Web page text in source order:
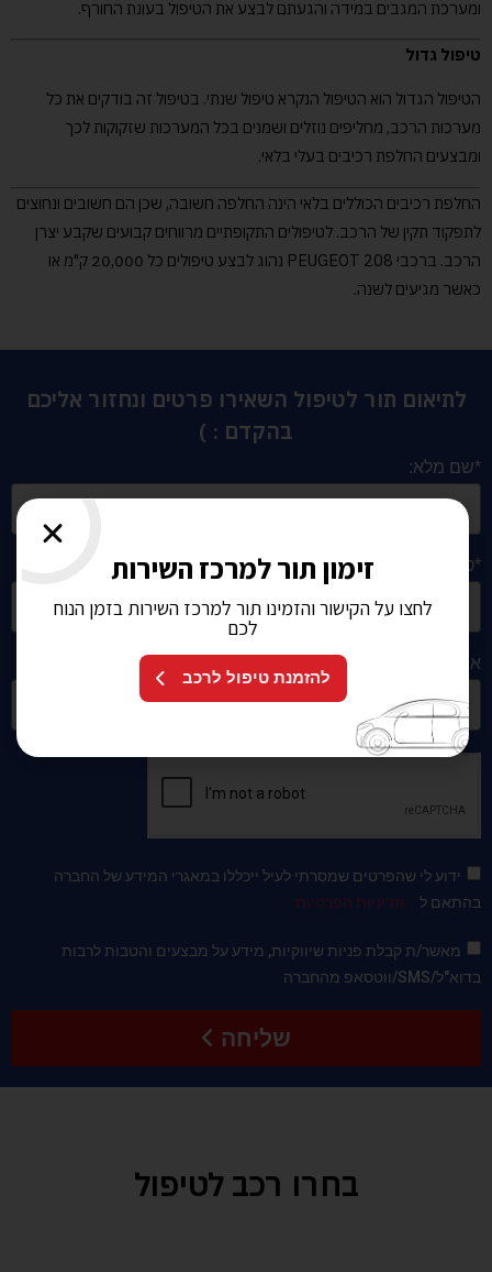
ומערכת המגבים במידה והגעתם לבצע את הטיפול בעונת החורף.
טיפול גדול
הטיפול הגדול הוא הטיפול הנקרא טיפול שנתי. בטיפול זה בודקים את כל
מערכות הרכב, מחליפים נוזלים ושמנים בכל המערכות שזקוקות לכך
ומבצעים החלפת רכיבים בעלי בלאי.
החלפת רכיבים הכוללים בלאי הינה החלפה חשובה, שכן הם חשובים ונחוצים
לתפקוד תקין של הרכב. לטיפולים התקופתיים מרווחים קבועים שקבע יצרן
הרכב. ברכבי PEUGEOT 208 נהוג לבצע טיפולים כל 20,000 ק"מ או
כאשר מגיעים לשנה.
לתיאום תור לטיפול השאירו פרטים ונחזור אליכם
בהקדם : )
*שם מלא:
*טלפון:
אימייל:
ידוע לי שהפרטים שמסרתי לעיל ייכללו במאגרי המידע של החברה
בהתאם ל
מדיניות הפרטיות
מאשר/ת קבלת פניות שיווקיות, מידע על מבצעים והטבות לרבות
בדוא"ל/SMS/ווטסאפ מהחברה
שליחה
בחרו רכב לטיפול
זימון תור למרכז השירות
לחצו על הקישור והזמינו תור למרכז השירות בזמן הנוח
לכם
להזמנת טיפול לרכב